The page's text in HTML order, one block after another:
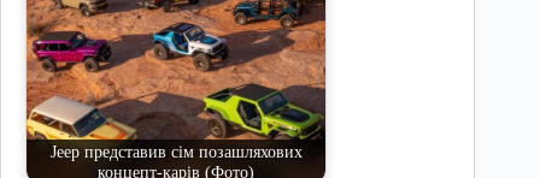
Jeep представив сім позашляхових
концепт-карів (Фото)